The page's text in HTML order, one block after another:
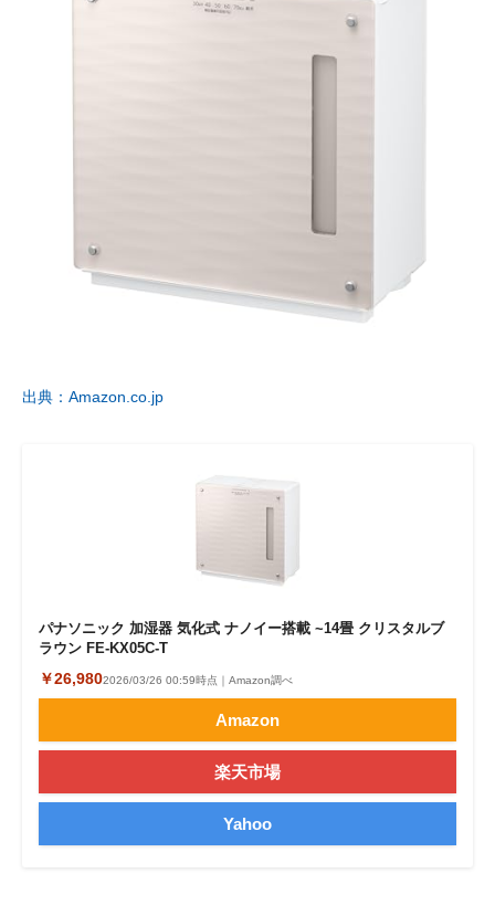
出典：Amazon.co.jp
パナソニック 加湿器 気化式 ナノイー搭載 ~14畳 クリスタルブ
ラウン FE-KX05C-T
￥26,9802026/03/26 00:59時点｜Amazon調べ
Amazon
楽天市場
Yahoo